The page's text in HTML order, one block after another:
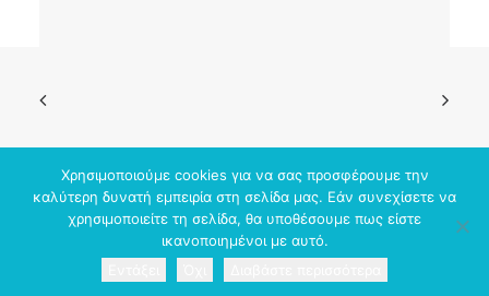
© 2026 DIGI-MED. All rights reserved
Χρησιμοποιούμε cookies για να σας προσφέρουμε την
καλύτερη δυνατή εμπειρία στη σελίδα μας. Εάν συνεχίσετε να
χρησιμοποιείτε τη σελίδα, θα υποθέσουμε πως είστε
ικανοποιημένοι με αυτό.